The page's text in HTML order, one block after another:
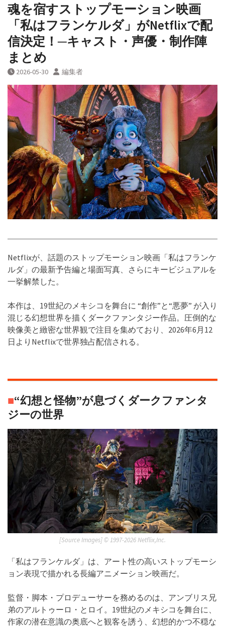
魂を宿すストップモーション映画
「私はフランケルダ」がNetflixで配
信決定！─キャスト・声優・制作陣
まとめ
2026-05-30 編集者
Netflixが、話題のストップモーション映画「私はフランケ
ルダ」の最新予告編と場面写真、さらにキービジュアルを
一挙解禁した。
本作は、19世紀のメキシコを舞台に “創作”と“悪夢” が入り
混じる幻想世界を描くダークファンタジー作品。圧倒的な
映像美と緻密な世界観で注目を集めており、2026年6月12
日よりNetflixで世界独占配信される。
■“幻想と怪物”が息づくダークファンタ
ジーの世界
[Source Images] ©︎ 1997-2026 Netflix,Inc.
「私はフランケルダ」は、アート性の高いストップモーシ
ョン表現で描かれる長編アニメーション映画だ。
監督・脚本・プロデューサーを務めるのは、アンブリス兄
弟のアルトゥーロ・とロイ。19世紀のメキシコを舞台に、
作家の潜在意識の奥底へと観客を誘う、幻想的かつ不穏な